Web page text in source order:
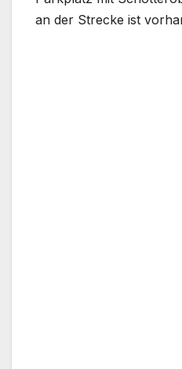
an der Strecke ist